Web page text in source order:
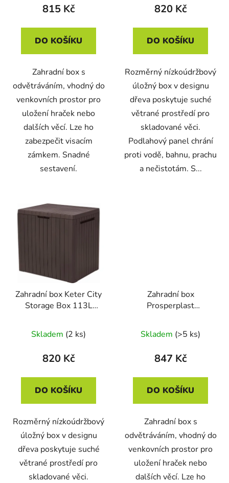
815 Kč
DO KOŠÍKU
Zahradní box s
odvětráváním, vhodný do
venkovních prostor pro
uložení hraček nebo
dalších věcí. Lze ho
zabezpečit visacím
zámkem. Snadné
sestavení.
820 Kč
DO KOŠÍKU
Rozměrný nízkoúdržbový
úložný box v designu
dřeva poskytuje suché
větrané prostředí pro
skladované věci.
Podlahový panel chrání
proti vodě, bahnu, prachu
a nečistotám. S...
Zahradní box Keter City
Storage Box 113L
Skladem (2 ks)
820 Kč
DO KOŠÍKU
Rozměrný nízkoúdržbový
úložný box v designu
dřeva poskytuje suché
větrané prostředí pro
skladované věci.
Zahradní box
Prosperplast
190L
Skladem (>5 ks)
847 Kč
DO KOŠÍKU
Zahradní box s
odvětráváním, vhodný do
venkovních prostor pro
uložení hraček nebo
dalších věcí. Lze ho